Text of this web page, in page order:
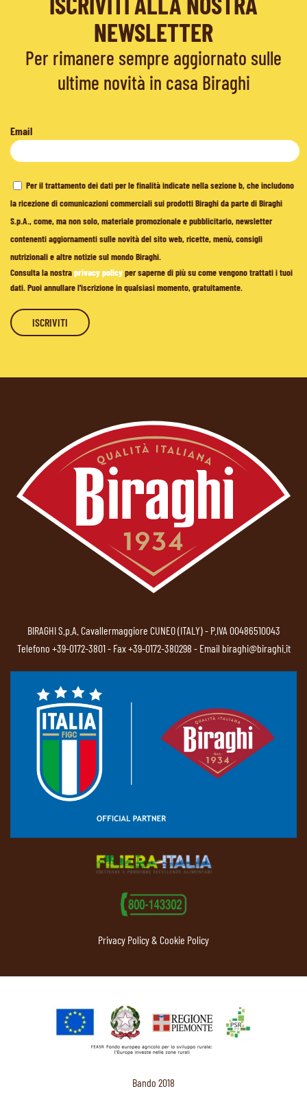
NEWSLETTER
Per rimanere sempre aggiornato sulle
ultime novità in casa Biraghi
Email
Per il trattamento dei dati per le finalità indicate nella sezione b, che includono
la ricezione di comunicazioni commerciali sui prodotti Biraghi da parte di Biraghi
S.p.A., come, ma non solo, materiale promozionale e pubblicitario, newsletter
contenenti aggiornamenti sulle novità del sito web, ricette, menù, consigli
nutrizionali e altre notizie sul mondo Biraghi.
Consulta la nostraprivacy policyper saperne di più su come vengono trattati i tuoi
dati. Puoi annullare l'iscrizione in qualsiasi momento, gratuitamente.
BIRAGHI S.p.A. Cavallermaggiore CUNEO (ITALY) - P.IVA 00486510043
Telefono +39-0172-3801- Fax +39-0172-380298 - Email biraghi@biraghi.it
Privacy Policy & Cookie Policy
Bando 2018